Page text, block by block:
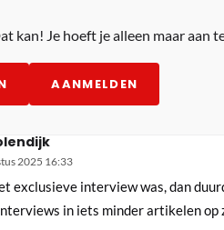
kan! Je hoeft je alleen maar aan
AANMELDEN
2025 16:33
exclusieve interview was, dan
in iets minder artikelen